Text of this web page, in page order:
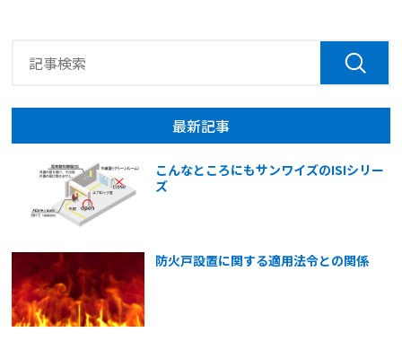
最新記事
こんなところにもサンワイズのISIシリー
ズ
防火戸設置に関する適用法令との関係